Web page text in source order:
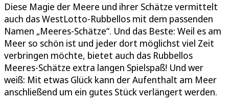
Diese Magie der Meere und ihrer Schätze vermittelt
auch das WestLotto-Rubbellos mit dem passenden
Namen „Meeres-Schätze“. Und das Beste: Weil es am
Meer so schön ist und jeder dort möglichst viel Zeit
verbringen möchte, bietet auch das Rubbellos
Meeres-Schätze extra langen Spielspaß! Und wer
weiß: Mit etwas Glück kann der Aufenthalt am Meer
anschließend um ein gutes Stück verlängert werden.